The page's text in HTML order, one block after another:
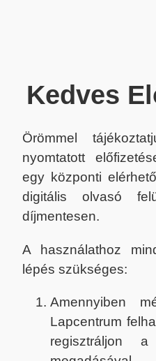
Kedves
Örömmel
nyomtatott
egy központi
digitális olvasó
díjmentesen.
A használathoz
lépés szükséges:
Amennyiben
Lapcentrum
regisztráljon